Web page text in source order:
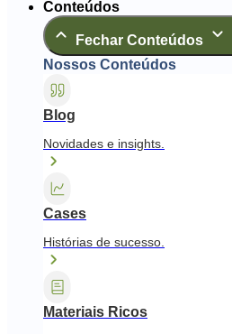
Conteúdos
Fechar Conteúdos
Nossos Conteúdos
Blog
Novidades e insights.
Cases
Histórias de sucesso.
Materiais Ricos